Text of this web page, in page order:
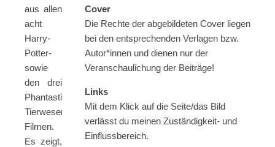
aus allen
acht
Harry-
Potter-
sowie
den drei
Phantastische
Tierwesen-
Filmen.
Es zeigt,
Cover
Die Rechte der abgebildeten Cover liegen
bei den entsprechenden Verlagen bzw.
Autor*innen und dienen nur der
Veranschaulichung der Beiträge!
Links
Mit dem Klick auf die Seite/das Bild
verlässt du meinen Zuständigkeit- und
Einflussbereich.